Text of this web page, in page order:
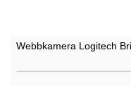
Webbkamera Logitech